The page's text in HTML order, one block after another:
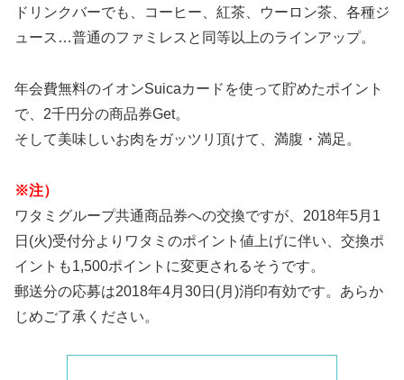
ドリンクバーでも、コーヒー、紅茶、ウーロン茶、各種ジ
ュース…普通のファミレスと同等以上のラインアップ。
年会費無料のイオンSuicaカードを使って貯めたポイント
で、2千円分の商品券Get。
そして美味しいお肉をガッツリ頂けて、満腹・満足。
※注）
ワタミグループ共通商品券への交換ですが、2018年5月1
日(火)受付分よりワタミのポイント値上げに伴い、交換ポ
イントも1,500ポイントに変更されるそうです。
郵送分の応募は2018年4月30日(月)消印有効です。あらか
じめご了承ください。